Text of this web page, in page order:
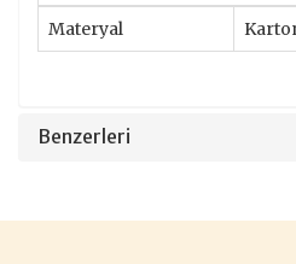
Materyal
Benzerleri